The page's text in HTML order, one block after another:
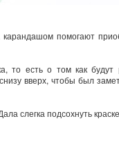
помогают
то есть о том как
вверх, чтобы был
слегка подсохнуть